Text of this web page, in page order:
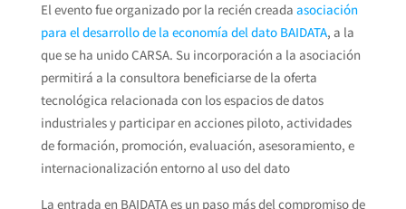
El evento fue organizado por la recién creada asociación
para el desarrollo de la economía del dato BAIDATA, a la
que se ha unido CARSA. Su incorporación a la asociación
permitirá a la consultora beneficiarse de la oferta
tecnológica relacionada con los espacios de datos
industriales y participar en acciones piloto, actividades
de formación, promoción, evaluación, asesoramiento, e
internacionalización entorno al uso del dato
La entrada en BAIDATA es un paso más del compromiso de